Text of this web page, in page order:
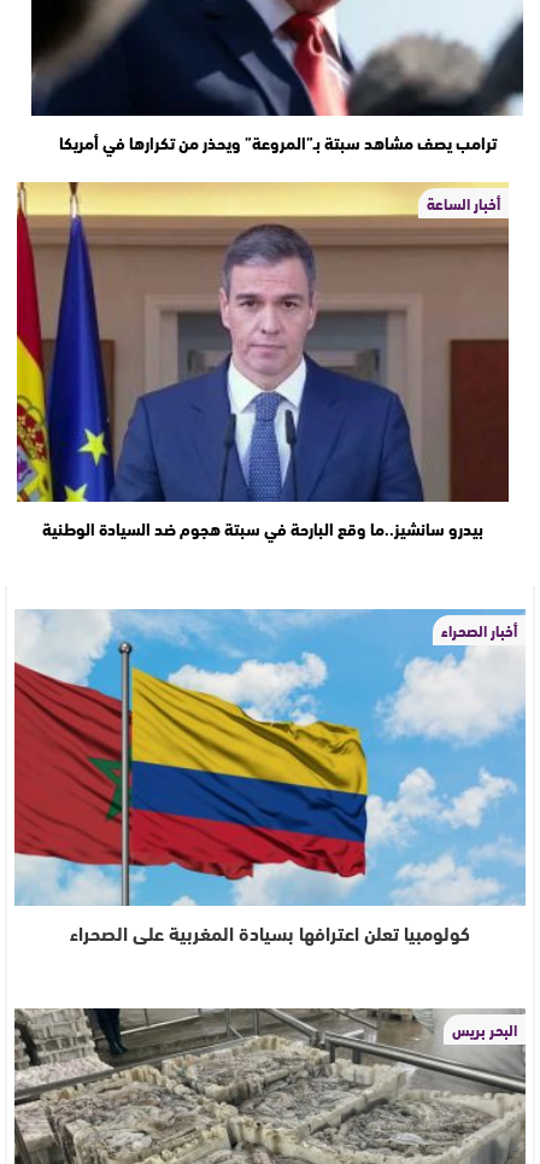
ترامب يصف مشاهد سبتة بـ”المروعة” ويحذر من تكرارها في أمريكا
أخبار الساعة
بيدرو سانشيز..ما وقع البارحة في سبتة هجوم ضد السيادة الوطنية
أخبار الصحراء
كولومبيا تعلن اعترافها بسيادة المغربية على الصحراء
البحر بريس